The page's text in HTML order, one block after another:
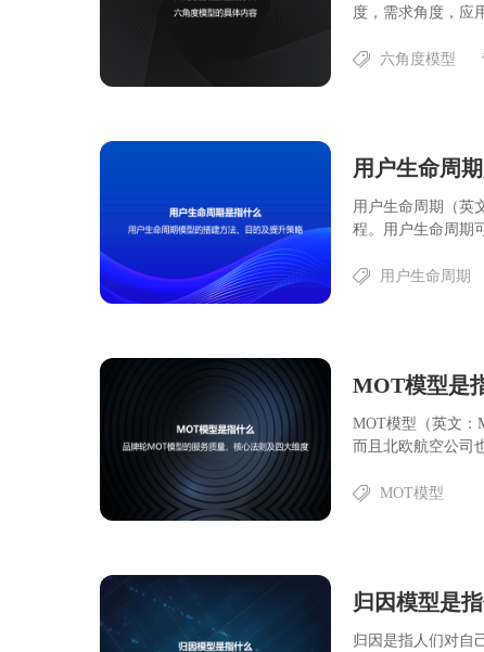
度，需求角度，应
六角度模型
用户生命周期（英
程。用户生命周期
用户生命周期
MOT模型（英文：
而且北欧航空公司
MOT模型
归因模型是
归因是指人们对自